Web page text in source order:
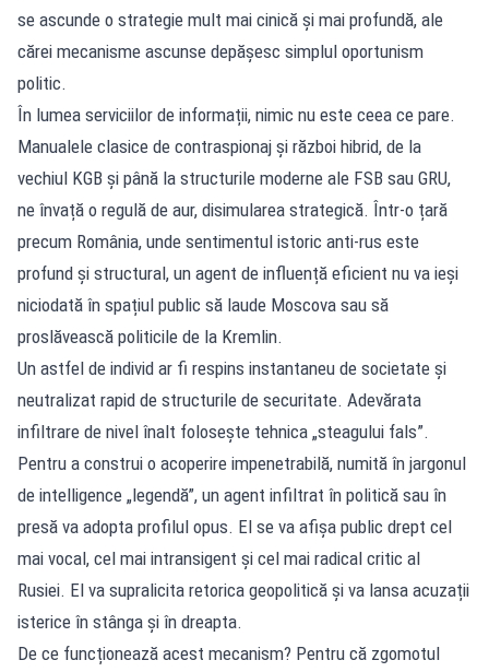
se ascunde o strategie mult mai cinică și mai profundă, ale
cărei mecanisme ascunse depășesc simplul oportunism
politic.
În lumea serviciilor de informații, nimic nu este ceea ce pare.
Manualele clasice de contraspionaj și război hibrid, de la
vechiul KGB și până la structurile moderne ale FSB sau GRU,
ne învață o regulă de aur, disimularea strategică. Într-o țară
precum România, unde sentimentul istoric anti-rus este
profund și structural, un agent de influență eficient nu va ieși
niciodată în spațiul public să laude Moscova sau să
proslăvească politicile de la Kremlin.
Un astfel de individ ar fi respins instantaneu de societate și
neutralizat rapid de structurile de securitate. Adevărata
infiltrare de nivel înalt folosește tehnica „steagului fals”.
Pentru a construi o acoperire impenetrabilă, numită în jargonul
de intelligence „legendă”, un agent infiltrat în politică sau în
presă va adopta profilul opus. El se va afișa public drept cel
mai vocal, cel mai intransigent și cel mai radical critic al
Rusiei. El va supralicita retorica geopolitică și va lansa acuzații
isterice în stânga și în dreapta.
De ce funcționează acest mecanism? Pentru că zgomotul